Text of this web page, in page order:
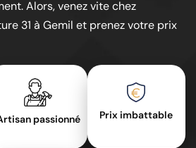
Alors, venez vite chez
31 à Gemil et prenez votre prix
passionné Prix imbattable